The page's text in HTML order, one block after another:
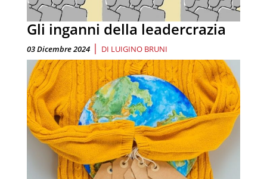
Gli inganni della leadercrazia
03 Dicembre 2024 | DI LUIGINO BRUNI